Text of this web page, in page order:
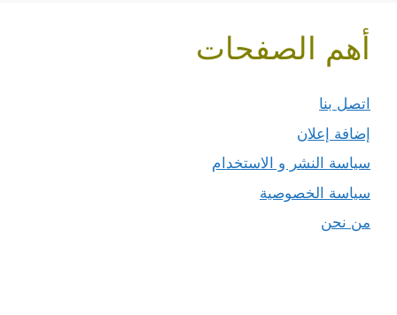
أهم الصفحات
اتصل بنا
إضافة إعلان
سياسة النشر و الاستخدام
سياسة الخصوصية
من نحن